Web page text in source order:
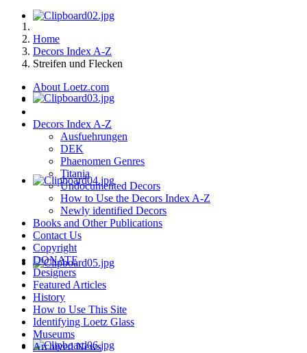
Home
Decors Index A-Z
Streifen und Flecken
About Loetz.com
Decors Index A-Z
Ausfuehrungen
DEK
Phaenomen Genres
Titania
Undocumented Decors
How to Use the Decors Index A-Z
Newly identified Decors
Books and Other Publications
Contact Us
Copyright
DONATE
Designers
Featured Articles
History
How to Use This Site
Identifying Loetz Glass
Museums
Archived News